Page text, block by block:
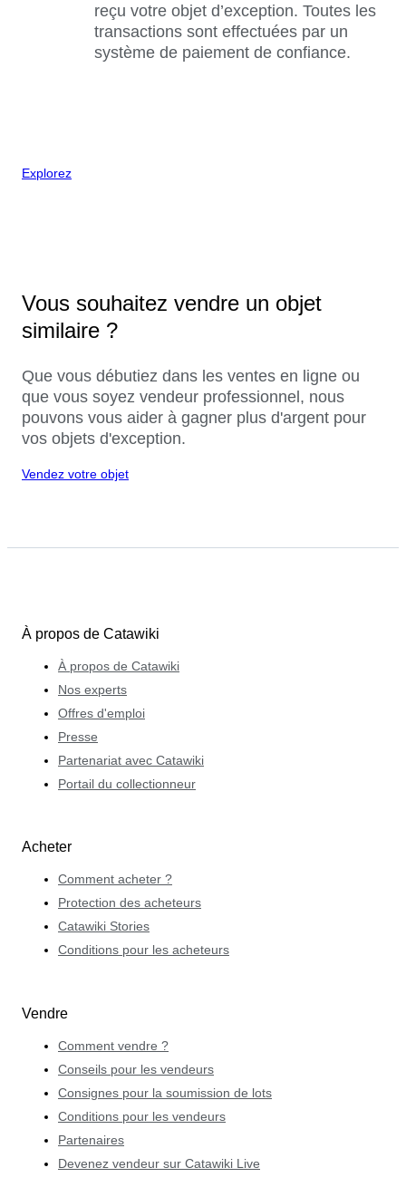
reçu votre objet d’exception. Toutes les
transactions sont effectuées par un
système de paiement de confiance.
Explorez
Vous souhaitez vendre un objet
similaire ?
Que vous débutiez dans les ventes en ligne ou
que vous soyez vendeur professionnel, nous
pouvons vous aider à gagner plus d'argent pour
vos objets d'exception.
Vendez votre objet
À propos de Catawiki
À propos de Catawiki
Nos experts
Offres d'emploi
Presse
Partenariat avec Catawiki
Portail du collectionneur
Acheter
Comment acheter ?
Protection des acheteurs
Catawiki Stories
Conditions pour les acheteurs
Vendre
Comment vendre ?
Conseils pour les vendeurs
Consignes pour la soumission de lots
Conditions pour les vendeurs
Partenaires
Devenez vendeur sur Catawiki Live